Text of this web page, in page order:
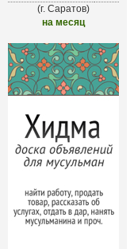
(г. Саратов)
на месяц